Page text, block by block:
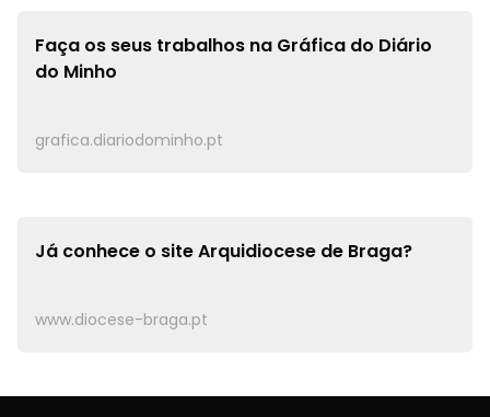
Faça os seus trabalhos na Gráfica do Diário
do Minho
grafica.diariodominho.pt
Já conhece o siteArquidiocese de Braga?
www.diocese-braga.pt